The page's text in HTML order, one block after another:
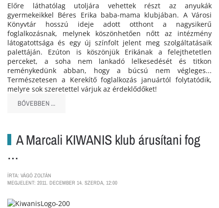
Előre láthatólag utoljára vehettek részt az anyukák
gyermekeikkel Béres Erika baba-mama klubjában. A Városi
Könyvtár hosszú ideje adott otthont a nagysikerű
foglalkozásnak, melynek köszönhetően nőtt az intézmény
látogatottsága és egy új színfolt jelent meg szolgáltatásaik
palettáján. Ezúton is köszönjük Erikának a felejthetetlen
perceket, a soha nem lankadó lelkesedését és titkon
reménykedünk abban, hogy a búcsú nem végleges...
Természetesen a Kerekítő foglalkozás januártól folytatódik,
melyre sok szeretettel várjuk az érdeklődőket!
BŐVEBBEN ...
A Marcali KIWANIS klub árusítani fog
…
ÍRTA: VÁGÓ ZOLTÁN
MEGJELENT: 2011. DECEMBER 14. SZERDA, 12:00